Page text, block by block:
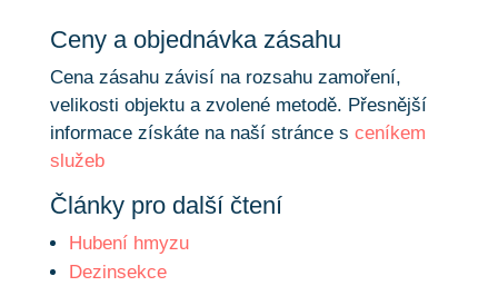
Ceny a objednávka zásahu
Cena zásahu závisí na rozsahu zamoření,
velikosti objektu a zvolené metodě. Přesnější
informace získáte na naší stránce s ceníkem
služeb
Články pro další čtení
Hubení hmyzu
Dezinsekce